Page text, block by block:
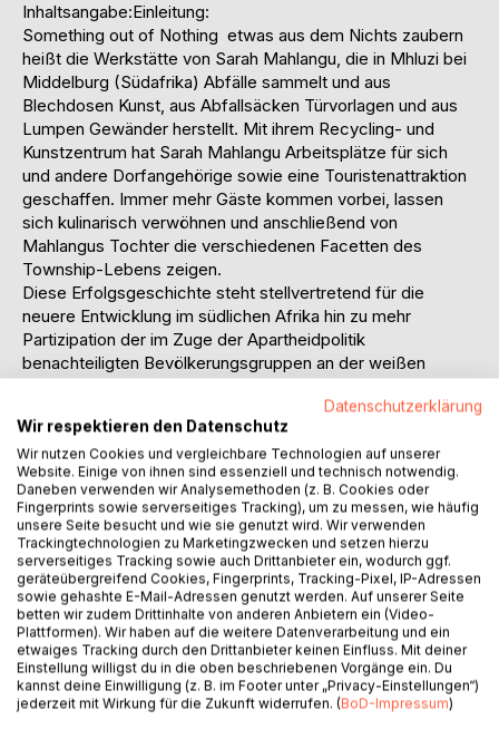
Inhaltsangabe:Einleitung:
Something out of Nothing  etwas aus dem Nichts zaubern 
heißt die Werkstätte von Sarah Mahlangu, die in Mhluzi bei
Middelburg (Südafrika) Abfälle sammelt und aus
Blechdosen Kunst, aus Abfallsäcken Türvorlagen und aus
Lumpen Gewänder herstellt. Mit ihrem Recycling- und
Kunstzentrum hat Sarah Mahlangu Arbeitsplätze für sich
und andere Dorfangehörige sowie eine Touristenattraktion
geschaffen. Immer mehr Gäste kommen vorbei, lassen
sich kulinarisch verwöhnen und anschließend von
Mahlangus Tochter die verschiedenen Facetten des
Township-Lebens zeigen.
Diese Erfolgsgeschichte steht stellvertretend für die
neuere Entwicklung im südlichen Afrika hin zu mehr
Partizipation der im Zuge der Apartheidpolitik
benachteiligten Bevölkerungsgruppen an der weißen
So stellte die südafrikanische Regierung schon in ihrer
Tourismuspolitik 1996 fest, dass die Mehrheit dieser
Menschen bis dahin mit oben genanntem Wirtschaftszweig
nur selten in Berührung gekommen ist und
dementsprechend ein dringender Handlungsbedarf zur
ökonomischen Förderung dieser Bevölkerungsgruppen
besteht. Bis heute profitiert mehrheitlich die weiße,
bessergestellte Minderheit von der Reiseindustrie  sowohl
in Südafrika als auch in den meisten anderen
Entwicklungsländern der Welt.
Folglich trägt Tourismus in diesen Nationen oftmals dazu
bei, dass Arm und Reich sich kontinuierlich weiter
voneinander entfernen und es zu einer Stärkung
vorhandener Ungleichgewichte kommt. Diese Entwicklung
Datenschutzerklärung
Wir respektieren den Datenschutz
Wir nutzen Cookies und vergleichbare Technologien auf unserer
Website. Einige von ihnen sind essenziell und technisch notwendig.
Daneben verwenden wir Analysemethoden (z. B. Cookies oder
Fingerprints sowie serverseitiges Tracking), um zu messen, wie häufig
unsere Seite besucht und wie sie genutzt wird. Wir verwenden
Trackingtechnologien zu Marketingzwecken und setzen hierzu
serverseitiges Tracking sowie auch Drittanbieter ein, wodurch ggf.
geräteübergreifend Cookies, Fingerprints, Tracking-Pixel, IP-Adressen
sowie gehashte E-Mail-Adressen genutzt werden. Auf unserer Seite
betten wir zudem Drittinhalte von anderen Anbietern ein (Video-
Plattformen). Wir haben auf die weitere Datenverarbeitung und ein
etwaiges Tracking durch den Drittanbieter keinen Einfluss. Mit deiner
Einstellung willigst du in die oben beschriebenen Vorgänge ein. Du
kannst deine Einwilligung (z. B. im Footer unter „Privacy-Einstellungen“)
jederzeit mit Wirkung für die Zukunft widerrufen. (BoD-Impressum)